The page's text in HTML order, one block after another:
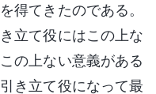
得てきたのである。
立て役にはこの上な
の上ない意義がある
き立て役になって最